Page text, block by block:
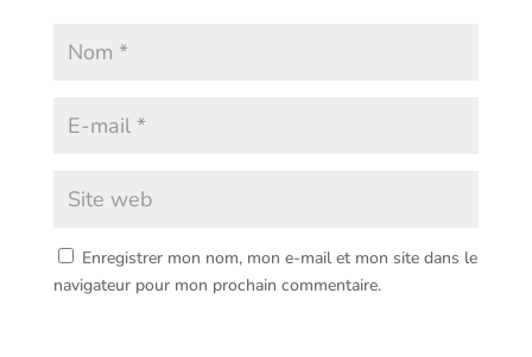
Enregistrer mon nom, mon e-mail et mon site dans le
navigateur pour mon prochain commentaire.